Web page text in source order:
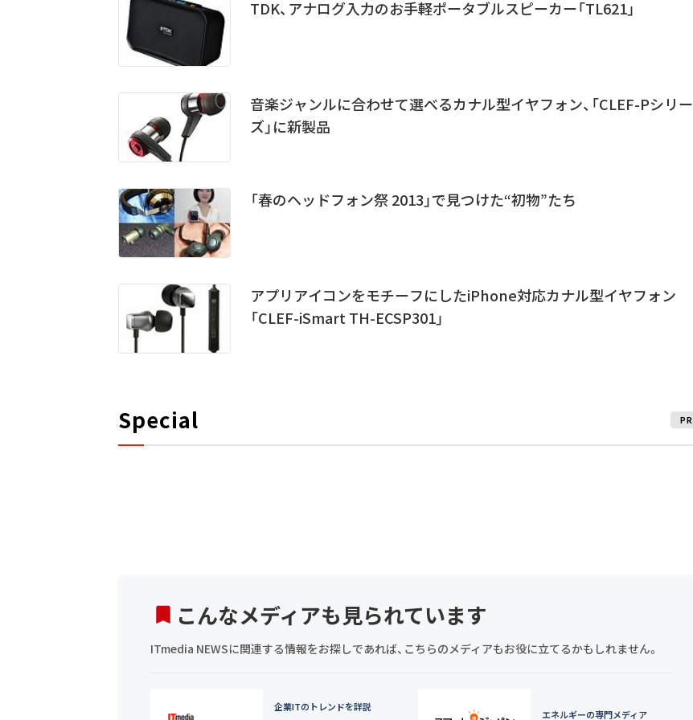
TDK、アナログ入力のお手軽ポータブルスピーカー「TL621」
音楽ジャンルに合わせて選べるカナル型イヤフォン、「CLEF-Pシリー
ズ」に新製品
「春のヘッドフォン祭 2013」で見つけた“初物”たち
アプリアイコンをモチーフにしたiPhone対応カナル型イヤフォン
「CLEF-iSmart TH-ECSP301」
Special PR
こんなメディアも見られています
ITmedia NEWSに関連する情報をお探しであれば、こちらのメディアもお役に立てるかもしれません。
企業ITのトレンドを詳説
エネルギーの専門メディア